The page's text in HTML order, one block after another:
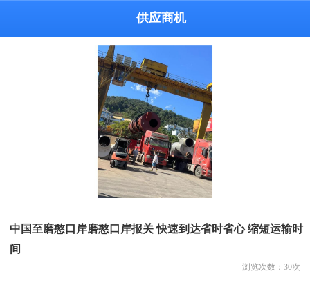
供应商机
中国至磨憨口岸磨憨口岸报关 快速到达省时省心 缩短运输时
间
浏览次数： 30次